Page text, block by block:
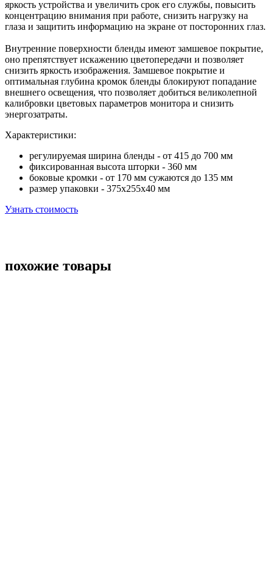
яркость устройства и увеличить срок его службы, повысить
концентрацию внимания при работе, снизить нагрузку на
глаза и защитить информацию на экране от посторонних глаз.
Внутренние поверхности бленды имеют замшевое покрытие,
оно препятствует искажению цветопередачи и позволяет
снизить яркость изображения. Замшевое покрытие и
оптимальная глубина кромок бленды блокируют попадание
внешнего освещения, что позволяет добиться великолепной
калибровки цветовых параметров монитора и снизить
энергозатраты.
Характеристики:
регулируемая ширина бленды - от 415 до 700 мм
фиксированная высота шторки - 360 мм
боковые кромки - от 170 мм сужаются до 135 мм
размер упаковки - 375х255х40 мм
Узнать стоимость
похожие товары